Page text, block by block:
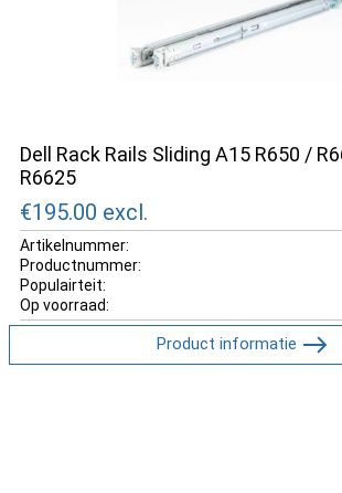
Dell Rack Rails Sliding A15 R650 /
R6625
€195.00 excl.
Artikelnummer:
Productnummer:
Populairteit:
Op voorraad:
Product informatie